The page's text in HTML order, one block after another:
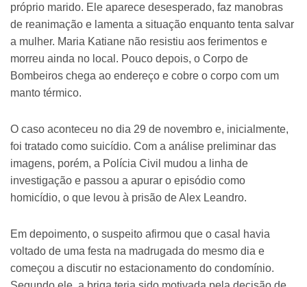
próprio marido. Ele aparece desesperado, faz manobras
de reanimação e lamenta a situação enquanto tenta salvar
a mulher. Maria Katiane não resistiu aos ferimentos e
morreu ainda no local. Pouco depois, o Corpo de
Bombeiros chega ao endereço e cobre o corpo com um
manto térmico.
O caso aconteceu no dia 29 de novembro e, inicialmente,
foi tratado como suicídio. Com a análise preliminar das
imagens, porém, a Polícia Civil mudou a linha de
investigação e passou a apurar o episódio como
homicídio, o que levou à prisão de Alex Leandro.
Em depoimento, o suspeito afirmou que o casal havia
voltado de uma festa na madrugada do mesmo dia e
começou a discutir no estacionamento do condomínio.